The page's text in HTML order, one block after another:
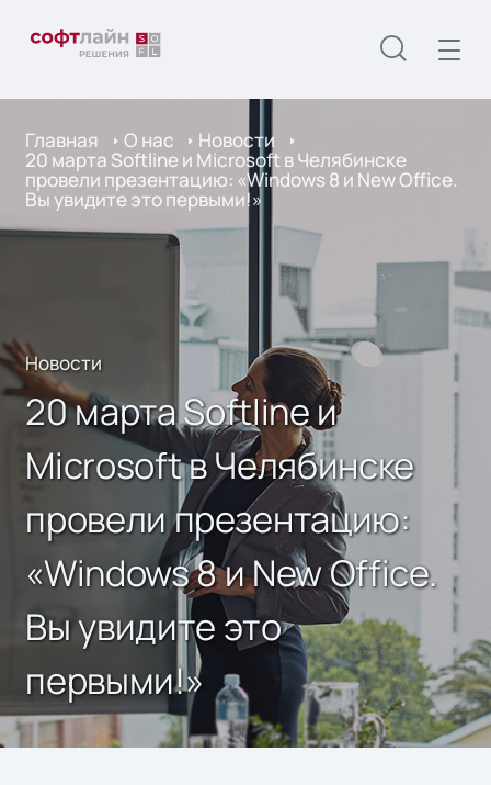
Главная О нас Новости
20 марта Softline и Microsoft в Челябинске
провели презентацию: «Windows 8 и New Office.
Вы увидите это первыми!»
Новости
20 марта Softline и
Microsoft в Челябинске
провели презентацию:
«Windows 8 и New Office.
Вы увидите это
первыми!»